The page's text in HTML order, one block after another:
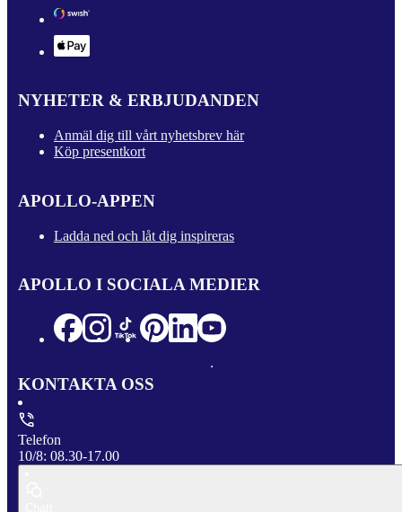
NYHETER & ERBJUDANDEN
Anmäl dig till vårt nyhetsbrev här
Köp presentkort
APOLLO-APPEN
Ladda ned och låt dig inspireras
APOLLO I SOCIALA MEDIER
KONTAKTA OSS
Telefon
10/8: 08.30-17.00